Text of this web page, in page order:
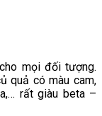
mọi đối tượng.
quả có màu cam,
rất giàu beta –